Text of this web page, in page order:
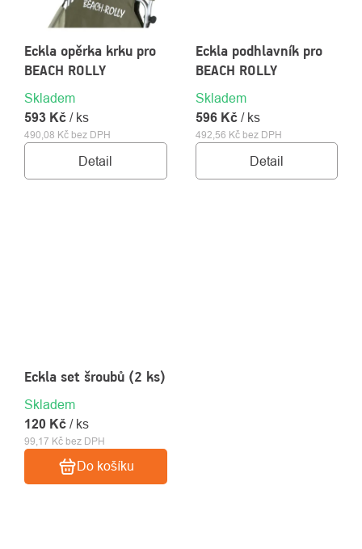
Eckla opěrka krku pro
BEACH ROLLY
Skladem
490,08 Kč bez DPH
593 Kč / ks
Detail
Eckla podhlavník pro
BEACH ROLLY
Skladem
492,56 Kč bez DPH
596 Kč / ks
Detail
Eckla set šroubů (2 ks)
Skladem
99,17 Kč bez DPH
120 Kč / ks
Do košíku